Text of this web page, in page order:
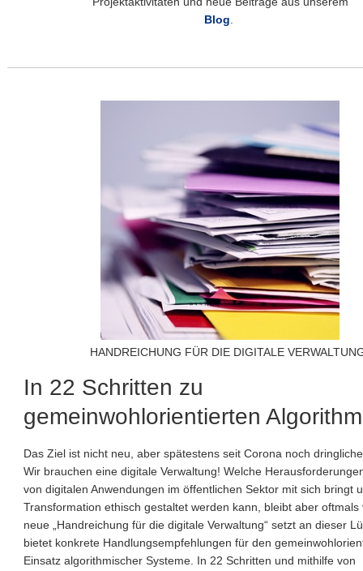
Blog
HANDREICHUNG FÜR DIE DIGITALE
In 22 Schritten zu
gemeinwohlorientierten
Das Ziel ist nicht neu, aber spätestens seit Corona noch
Wir brauchen eine digitale Verwaltung! Welche
von digitalen Anwendungen im öffentlichen Sektor mit sich bringt
Transformation ethisch gestaltet werden kann, bleibt aber oftmals
neue „Handreichung für die digitale Verwaltung“ setzt an dieser
bietet konkrete Handlungsempfehlungen für den
Einsatz algorithmischer Systeme. In 22 Schritten und mithilfe von